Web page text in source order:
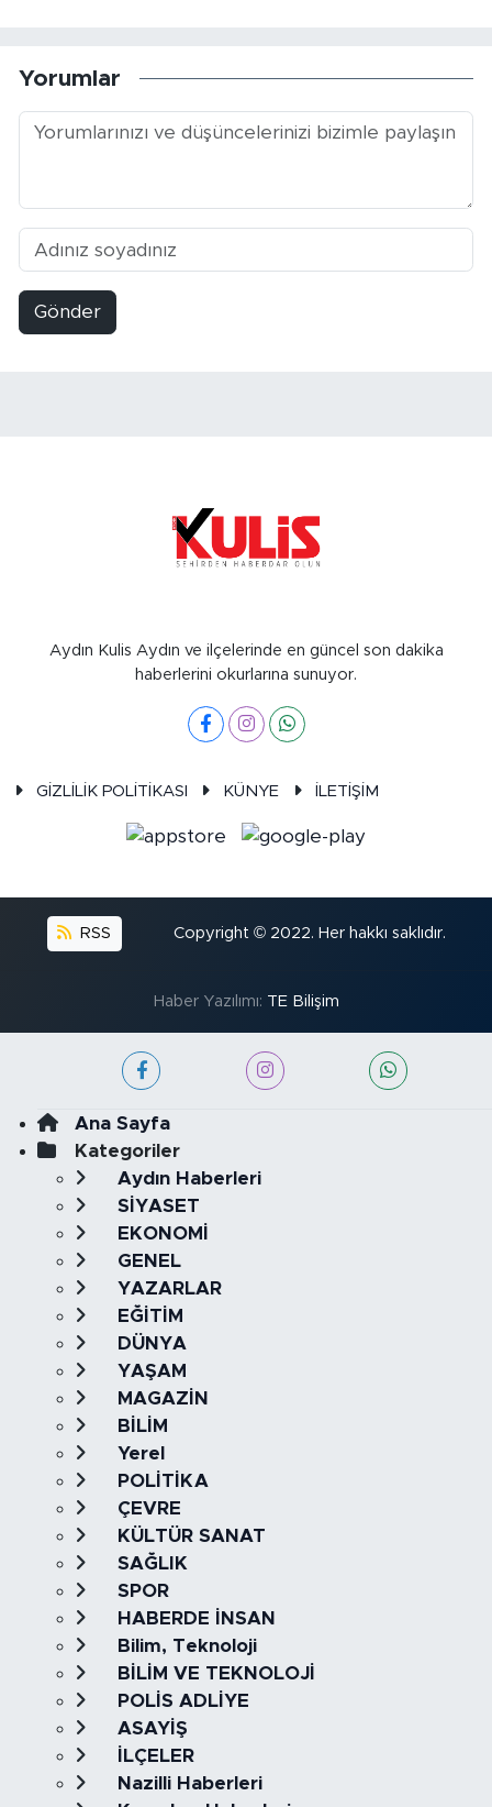
Yorumlar
Gönder
Aydın Kulis Aydın ve ilçelerinde en güncel son dakika
haberlerini okurlarına sunuyor.
GİZLİLİK POLİTİKASI KÜNYE İLETİŞİM
RSS Copyright © 2022. Her hakkı saklıdır.
Haber Yazılımı: TE Bilişim
Ana Sayfa
Kategoriler
Aydın Haberleri
SİYASET
EKONOMİ
GENEL
YAZARLAR
EĞİTİM
DÜNYA
YAŞAM
MAGAZİN
BİLİM
Yerel
POLİTİKA
ÇEVRE
KÜLTÜR SANAT
SAĞLIK
SPOR
HABERDE İNSAN
Bilim, Teknoloji
BİLİM VE TEKNOLOJİ
POLİS ADLİYE
ASAYİŞ
İLÇELER
Nazilli Haberleri